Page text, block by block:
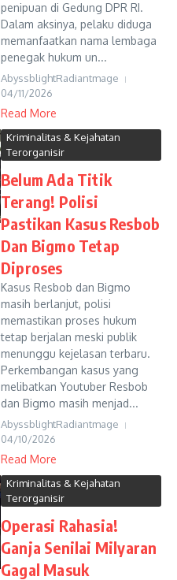
penipuan di Gedung DPR RI.
Dalam aksinya, pelaku diduga
memanfaatkan nama lembaga
penegak hukum un...
AbyssblightRadiantmage
04/11/2026
Read More
Kriminalitas & Kejahatan
Terorganisir
Belum Ada Titik
Terang! Polisi
Pastikan Kasus Resbob
Dan Bigmo Tetap
Diproses
Kasus Resbob dan Bigmo
masih berlanjut, polisi
memastikan proses hukum
tetap berjalan meski publik
menunggu kejelasan terbaru.
Perkembangan kasus yang
melibatkan Youtuber Resbob
dan Bigmo masih menjad...
AbyssblightRadiantmage
04/10/2026
Read More
Kriminalitas & Kejahatan
Terorganisir
Operasi Rahasia!
Ganja Senilai Milyaran
Gagal Masuk